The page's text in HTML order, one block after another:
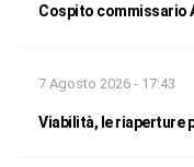
Cospito commissario
7 Agosto 2026 - 17:43
Viabilità, le riaperture